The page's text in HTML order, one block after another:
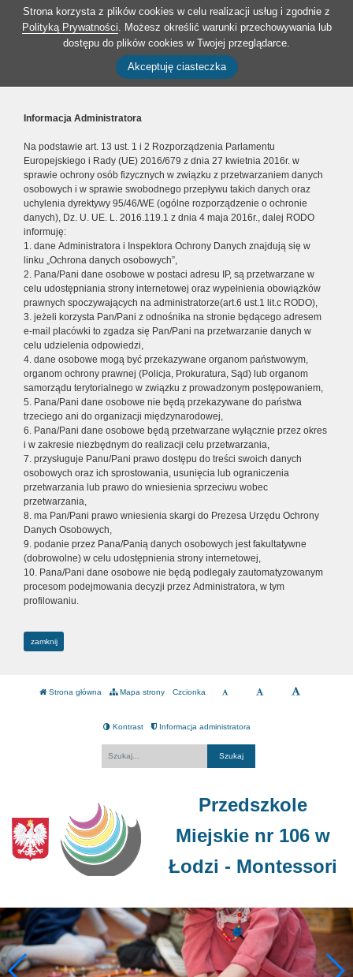
Strona korzysta z plików cookies w celu realizacji usług i zgodnie z
Polityką Prywatności. Możesz określić warunki przechowywania lub
dostępu do plików cookies w Twojej przeglądarce.
Akceptuję ciasteczka
Informacja Administratora
Na podstawie art. 13 ust. 1 i 2 Rozporządzenia Parlamentu
Europejskiego i Rady (UE) 2016/679 z dnia 27 kwietnia 2016r. w
sprawie ochrony osób fizycznych w związku z przetwarzaniem danych
osobowych i w sprawie swobodnego przepływu takich danych oraz
uchylenia dyrektywy 95/46/WE (ogólne rozporządzenie o ochronie
danych), Dz. U. UE. L. 2016.119.1 z dnia 4 maja 2016r., dalej RODO
informuję:
1. dane Administratora i Inspektora Ochrony Danych znajdują się w
linku „Ochrona danych osobowych”,
2. Pana/Pani dane osobowe w postaci adresu IP, są przetwarzane w
celu udostępniania strony internetowej oraz wypełnienia obowiązków
prawnych spoczywających na administratorze(art.6 ust.1 lit.c RODO),
3. jeżeli korzysta Pan/Pani z odnośnika na stronie będącego adresem
e-mail placówki to zgadza się Pan/Pani na przetwarzanie danych w
celu udzielenia odpowiedzi,
4. dane osobowe mogą być przekazywane organom państwowym,
organom ochrony prawnej (Policja, Prokuratura, Sąd) lub organom
samorządu terytorialnego w związku z prowadzonym postępowaniem,
5. Pana/Pani dane osobowe nie będą przekazywane do państwa
trzeciego ani do organizacji międzynarodowej,
6. Pana/Pani dane osobowe będą przetwarzane wyłącznie przez okres
i w zakresie niezbędnym do realizacji celu przetwarzania,
7. przysługuje Panu/Pani prawo dostępu do treści swoich danych
osobowych oraz ich sprostowania, usunięcia lub ograniczenia
przetwarzania lub prawo do wniesienia sprzeciwu wobec
przetwarzania,
8. ma Pan/Pani prawo wniesienia skargi do Prezesa Urzędu Ochrony
Danych Osobowych,
9. podanie przez Pana/Panią danych osobowych jest fakultatywne
(dobrowolne) w celu udostępnienia strony internetowej,
10. Pana/Pani dane osobowe nie będą podlegały zautomatyzowanym
procesom podejmowania decyzji przez Administratora, w tym
profilowaniu.
zamknij
Strona główna Mapa strony Czcionka
Kontrast Informacja administratora
Przedszkole
Miejskie nr 106 w
Łodzi - Montessori